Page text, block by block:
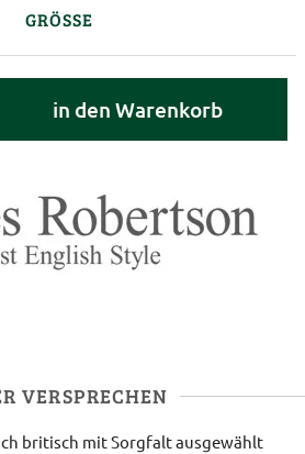
GRÖSSE
in den Warenkorb
VERSPRECHEN
britisch mit Sorgfalt ausgewählt